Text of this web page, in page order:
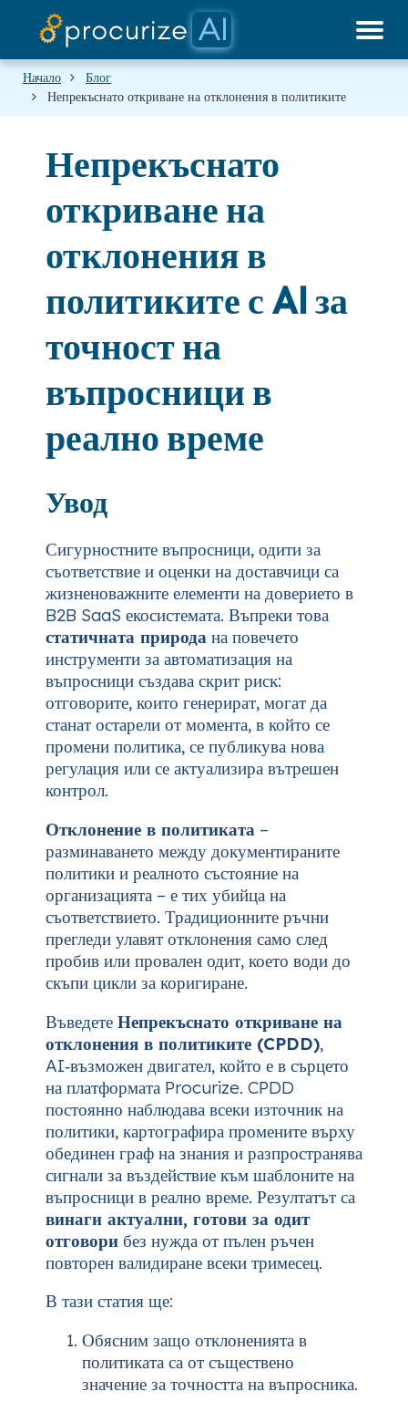
Нашите партньори
Начало
Блог
Непрекъснато откриване на отклонения в политиките
Непрекъснато
откриване на
отклонения в
политиките с AI за
точност на
въпросници в
реално време
Увод
Сигурностните въпросници, одити за
съответствие и оценки на доставчици са
жизненоважните елементи на доверието в
B2B SaaS екосистемата. Въпреки това
статичната природа на повечето
инструменти за автоматизация на
въпросници създава скрит риск:
отговорите, които генерират, могат да
станат остарели от момента, в който се
промени политика, се публикува нова
регулация или се актуализира вътрешен
контрол.
Отклонение в политиката –
разминаването между документираните
политики и реалното състояние на
организацията – е тих убийца на
съответствието. Традиционните ръчни
прегледи улавят отклонения само след
пробив или провален одит, което води до
скъпи цикли за коригиране.
Въведете Непрекъснато откриване на
отклонения в политиките (CPDD),
AI‑възможен двигател, който е в сърцето
на платформата Procurize. CPDD
постоянно наблюдава всеки източник на
политики, картографира промените върху
обединен граф на знания и разпространява
сигнали за въздействие към шаблоните на
въпросници в реално време. Резултатът са
винаги актуални, готови за одит
отговори без нужда от пълен ръчен
повторен валидиране всеки тримесец.
В тази статия ще:
Обясним защо отклоненията в
политиката са от съществено
значение за точността на въпросника.